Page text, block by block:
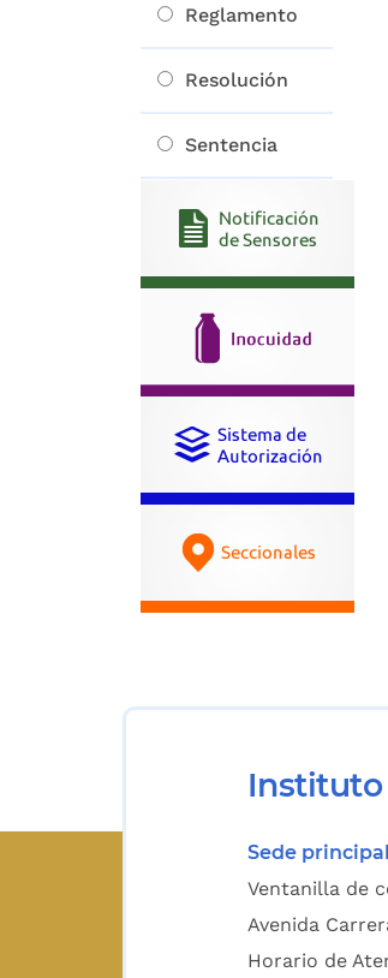
Reglamento
Resolución
Sentencia
Instituto
Sede principal
Ventanilla de
Avenida
Horario de